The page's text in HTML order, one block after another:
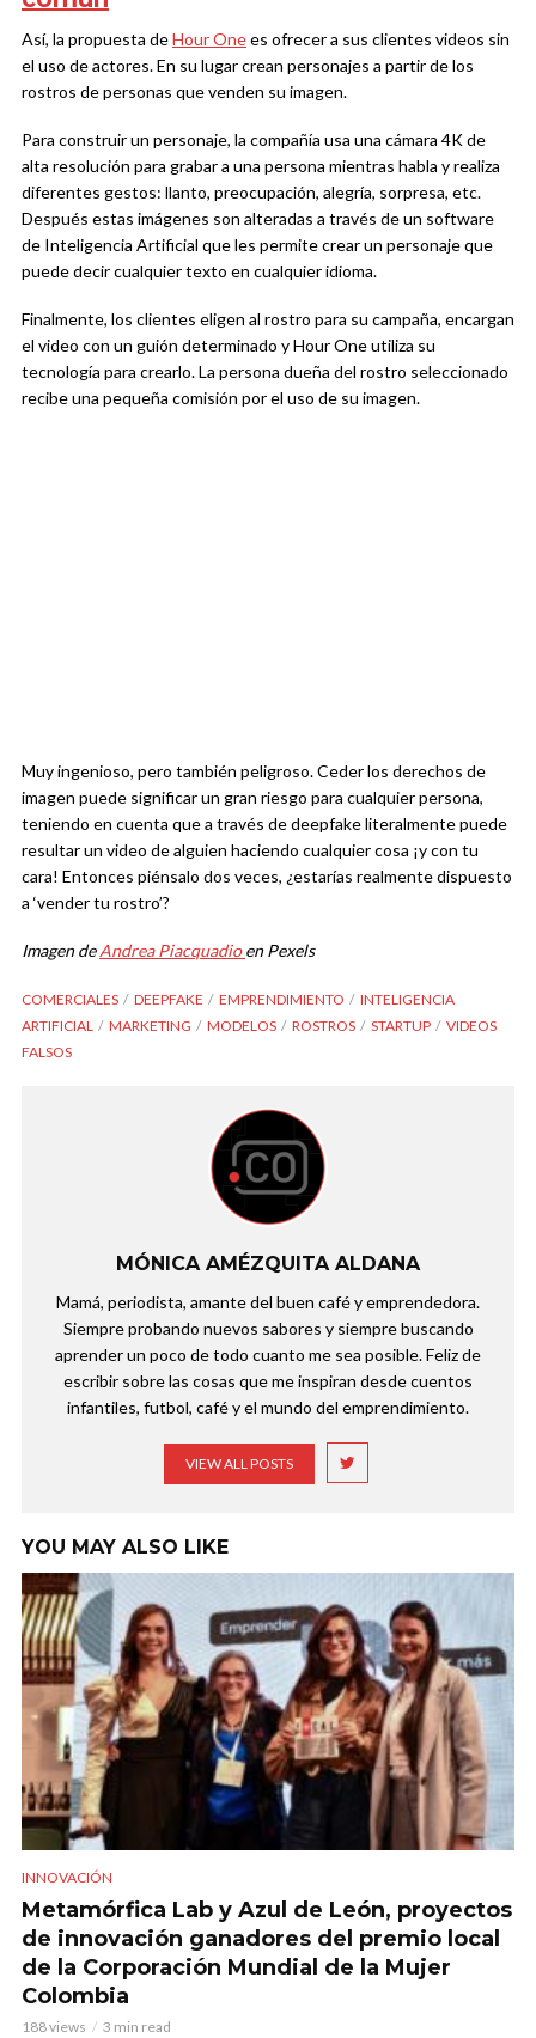
Así, la propuesta deHour Onees ofrecer a sus clientes videos sin
el uso de actores. En su lugar crean personajes a partir de los
rostros de personas que venden su imagen.
Para construir un personaje, la compañía usa una cámara 4K de
alta resolución para grabar a una persona mientras habla y realiza
diferentes gestos: llanto, preocupación, alegría, sorpresa, etc.
Después estas imágenes son alteradas a través de un software
de Inteligencia Artificial que les permite crear un personaje que
puede decir cualquier texto en cualquier idioma.
Finalmente, los clientes eligen al rostro para su campaña, encargan
el video con un guión determinado y Hour One utiliza su
tecnología para crearlo. La persona dueña del rostro seleccionado
recibe una pequeña comisión por el uso de su imagen.
Muy ingenioso, pero también peligroso. Ceder los derechos de
imagen puede significar un gran riesgo para cualquier persona,
teniendo en cuenta que a través de deepfake literalmente puede
resultar un video de alguien haciendo cualquier cosa ¡y con tu
cara! Entonces piénsalo dos veces, ¿estarías realmente dispuesto
a ‘vender tu rostro’?
Imagen deAndrea Piacquadioen Pexels
COMERCIALES DEEPFAKE EMPRENDIMIENTO
INTELIGENCIA
ARTIFICIAL
MARKETING MODELOS ROSTROS STARTUP
VIDEOS
FALSOS
MÓNICA AMÉZQUITA ALDANA
Mamá, periodista, amante del buen café y emprendedora.
Siempre probando nuevos sabores y siempre buscando
aprender un poco de todo cuanto me sea posible. Feliz de
escribir sobre las cosas que me inspiran desde cuentos
infantiles, futbol, café y el mundo del emprendimiento.
VIEW ALL POSTS
YOU MAY ALSO LIKE
INNOVACIÓN
Metamórfica Lab y Azul de León, proyectos
de innovación ganadores del premio local
de la Corporación Mundial de la Mujer
Colombia
188 views 3 min read